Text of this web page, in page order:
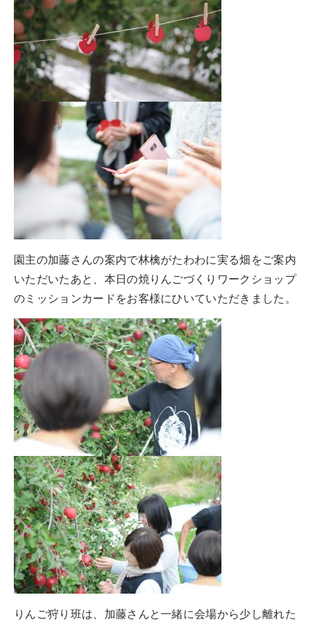
園主の加藤さんの案内で林檎がたわわに実る畑をご案内
いただいたあと、本日の焼りんごづくりワークショップ
のミッションカードをお客様にひいていただきました。
りんご狩り班は、加藤さんと一緒に会場から少し離れた